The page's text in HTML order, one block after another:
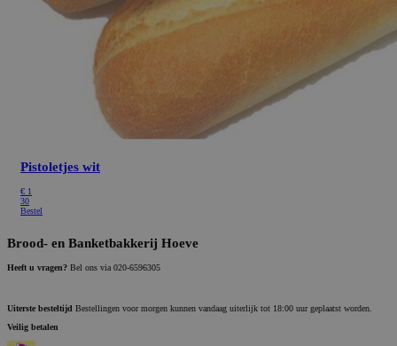
Pistoletjes wit
€ 1
30
Bestel
Brood- en Banketbakkerij Hoeve
Heeft u vragen? Bel ons via 020-6596305
Uiterste besteltijd Bestellingen voor morgen kunnen vandaag uiterlijk tot 18:00 uur geplaatst worden.
Veilig betalen